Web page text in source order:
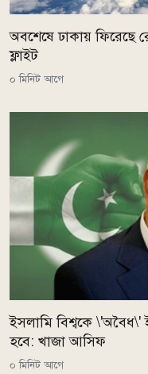
অবশেষে ঢাকায় ফিরেছে
ফ্লাইট
০ মিনিট আগে
ইসলামি বিশ্বকে
হবে: খাজা আসিফ
০ মিনিট আগে